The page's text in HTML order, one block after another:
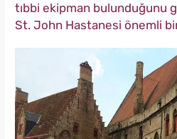
tıbbi ekipman bulunduğunu
St. John Hastanesi önemli